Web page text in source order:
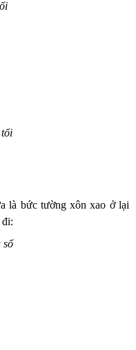
là bức tường xôn xao ở lại
đi:
sổ